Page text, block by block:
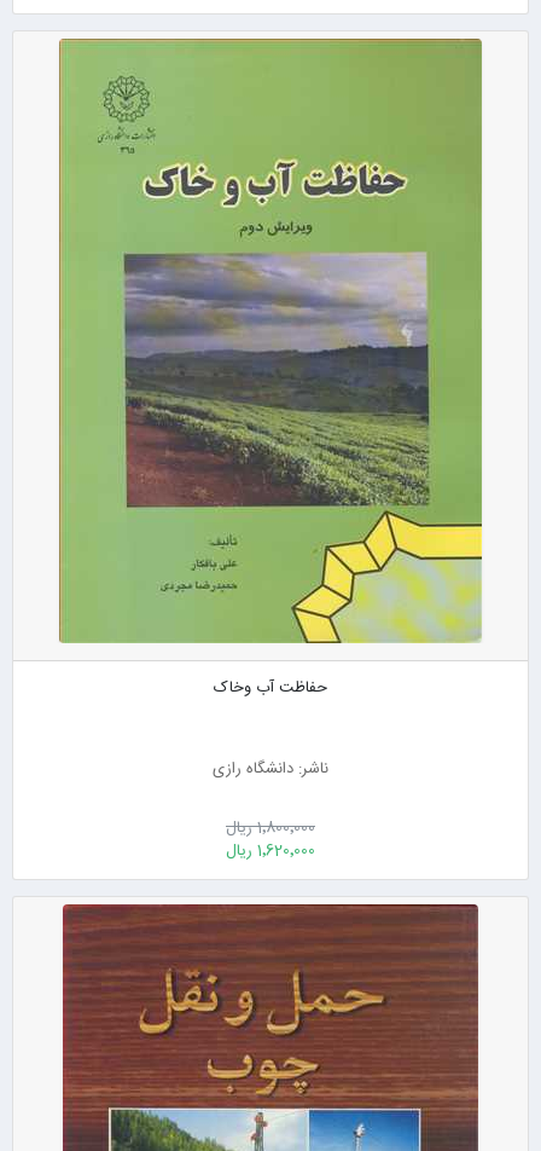
حفاظت آب وخاک
ناشر: دانشگاه رازی
1٬800٬000 ریال
1٬620٬000 ریال